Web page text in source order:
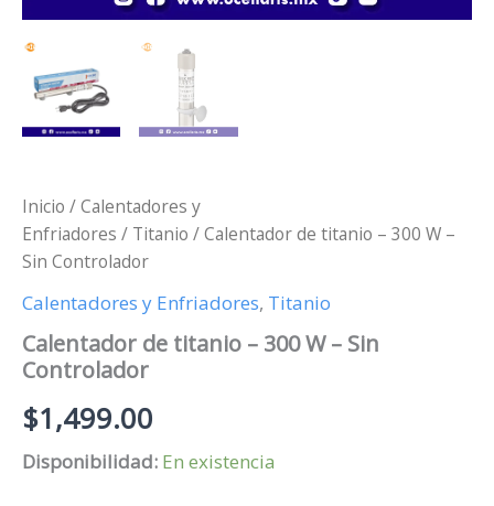
Inicio /Calentadores y
Enfriadores / Titanio / Calentador de titanio – 300 W –
Sin Controlador
Calentadores y Enfriadores, Titanio
Calentador de titanio – 300 W – Sin
Controlador
$1,499.00
Disponibilidad: En existencia